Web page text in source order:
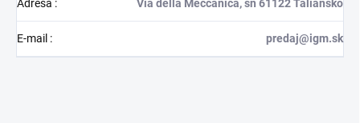
Adresa : Via della Meccanica, sn 61122 Taliansko
E-mail : predaj@igm.sk